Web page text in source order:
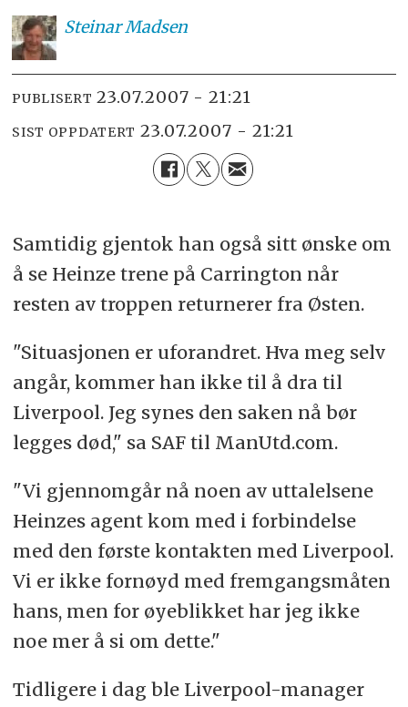
SteinarMadsen
PUBLISERT 23.07.2007 - 21:21
SIST OPPDATERT 23.07.2007 - 21:21
Samtidig gjentok han også sitt ønske om
å se Heinze trene på Carrington når
resten av troppen returnerer fra Østen.
"Situasjonen er uforandret. Hva meg selv
angår, kommer han ikke til å dra til
Liverpool. Jeg synes den saken nå bør
legges død," sa SAF til ManUtd.com.
"Vi gjennomgår nå noen av uttalelsene
Heinzes agent kom med i forbindelse
med den første kontakten med Liverpool.
Vi er ikke fornøyd med fremgangsmåten
hans, men for øyeblikket har jeg ikke
noe mer å si om dette."
Tidligere i dag ble Liverpool-manager